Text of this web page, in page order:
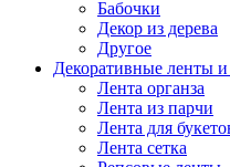
Бабочки
Декор из дерева
Другое
Декоративные ленты
Лента органза
Лента из парчи
Лента для
Лента сетка